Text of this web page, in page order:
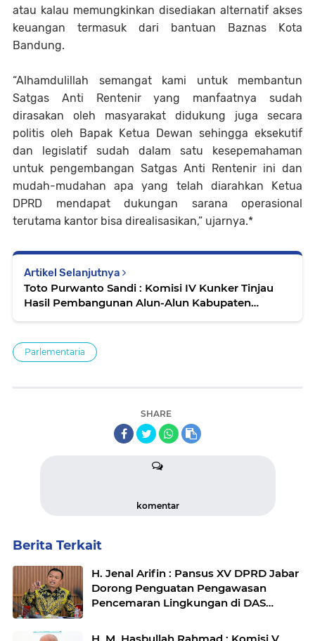
atau kalau memungkinkan disediakan alternatif akses
keuangan termasuk dari bantuan Baznas Kota
Bandung.
“Alhamdulillah semangat kami untuk membantun
Satgas Anti Rentenir yang manfaatnya sudah
dirasakan oleh masyarakat didukung juga secara
politis oleh Bapak Ketua Dewan sehingga eksekutif
dan legislatif sudah dalam satu kesepemahaman
untuk pengembangan Satgas Anti Rentenir ini dan
mudah-mudahan apa yang telah diarahkan Ketua
DPRD mendapat dukungan sarana operasional
terutama kantor bisa direalisasikan,” ujarnya.*
Artikel Selanjutnya
Toto Purwanto Sandi : Komisi IV Kunker Tinjau
Hasil Pembangunan Alun-Alun Kabupaten
Parlementaria
SHARE
komentar
Berita Terkait
H. Jenal Arifin : Pansus XV DPRD Jabar
Dorong Penguatan Pengawasan
Pencemaran Lingkungan di DAS